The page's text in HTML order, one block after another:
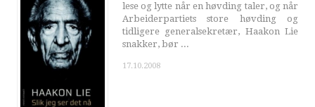
lese og lytte når en høvding taler, og når
Arbeiderpartiets store høvding og
tidligere generalsekretær, Haakon Lie
snakker, bør ...
17.10.2008